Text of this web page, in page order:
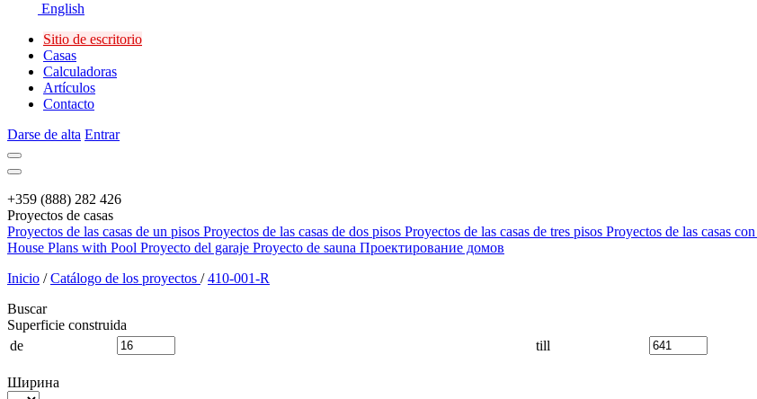
English
Sitio de escritorio
Сasas
Calculadoras
Artículos
Contacto
Darse de alta Entrar
+359 (888) 282 426
Proyectos de casas
Proyectos de las casas de un pisos Proyectos de las casas de dos pisos Proyectos de las casas de tres pisos Proyectos de las casas
House Plans with Pool Proyecto del garaje Proyecto de sauna Проектирование домов
Inicio / Catálogo de los proyectos / 410-001-R
Buscar
Superficie construida
de
till
Ширина